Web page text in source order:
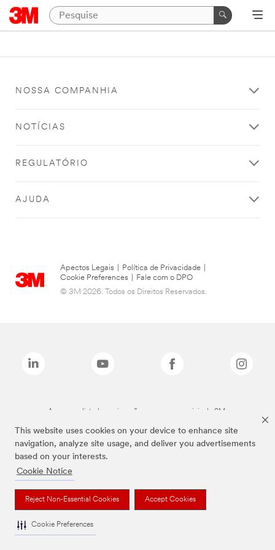
This website uses cookies on your device to enhance site
navigation, analyze site usage, and deliver you advertisements
based on your interests.
Cookie Notice
Reject Non-Essential Cookies Accept Cookies
Cookie Preferences
NOSSA COMPANHIA
NOTÍCIAS
REGULATÓRIO
AJUDA
Apectos Legais Política de Privacidade
Cookie Preferences
Fale com o DPO
© 3M 2026. Todos os Direitos Reservados.
As marcas listadas a cima são marcas comerciais da 3M.